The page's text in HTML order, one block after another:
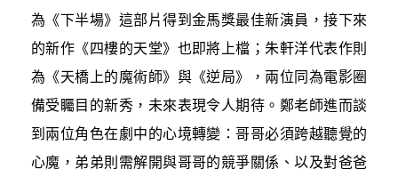
為《下半場》這部片得到金馬獎最佳新演員，接下來
的新作《四樓的天堂》也即將上檔；朱軒洋代表作則
為《天橋上的魔術師》與《逆局》，兩位同為電影圈
備受矚目的新秀，未來表現令人期待。 鄭老師進而談
到兩位角色在劇中的心境轉變：哥哥必須跨越聽覺的
心魔，弟弟則需解開與哥哥的競爭關係、以及對爸爸